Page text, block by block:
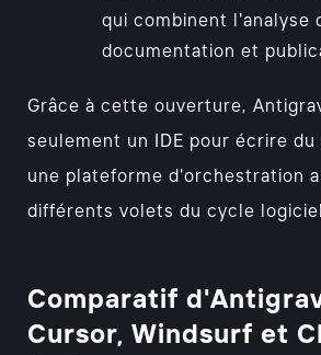
qui combinent l'analyse
documentation et
Grâce à cette ouverture,
seulement un IDE pour écrire du
une plateforme d'orchestration
différents volets du cycle
Comparatif
Cursor, Windsurf et